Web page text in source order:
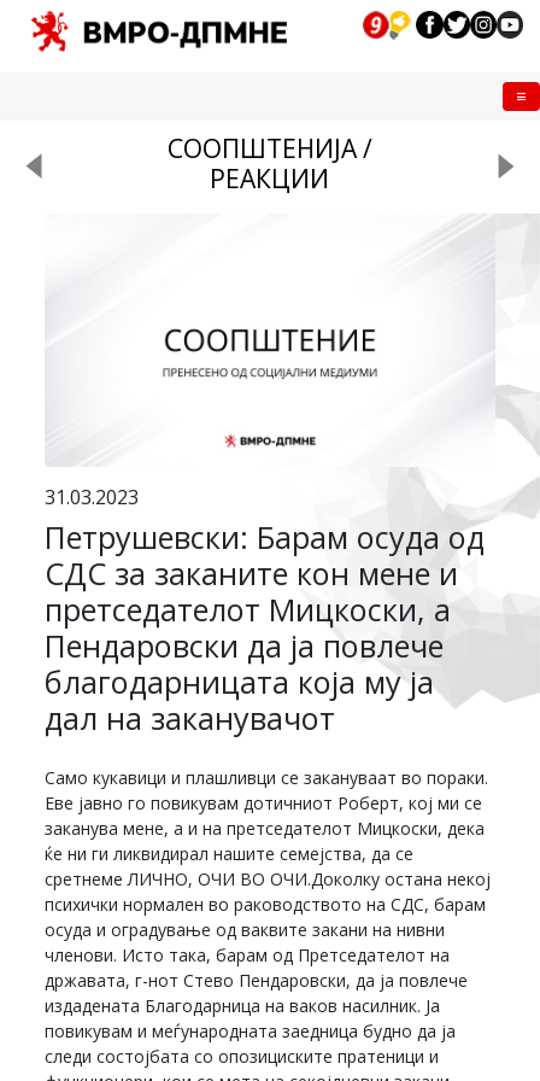
СООПШТЕНИЈА /
РЕАКЦИИ
31.03.2023
Петрушевски: Барам осуда од
СДС за заканите кон мене и
претседателот Мицкоски, а
Пендаровски да ја повлече
благодарницата која му ја
дал на заканувачот
Само кукавици и плашливци се закануваат во пораки.
Еве јавно го повикувам дотичниот Роберт, кој ми се
заканува мене, а и на претседателот Мицкоски, дека
ќе ни ги ликвидирал нашите семејства, да се
сретнеме ЛИЧНО, ОЧИ ВО ОЧИ.Доколку остана некој
психички нормален во раководството на СДС, барам
осуда и оградување од ваквите закани на нивни
членови. Исто така, барам од Претседателот на
државата, г-нот Стево Пендаровски, да ја повлече
издадената Благодарница на ваков насилник. Ја
повикувам и меѓународната заедница будно да ја
следи состојбата со опозициските пратеници и